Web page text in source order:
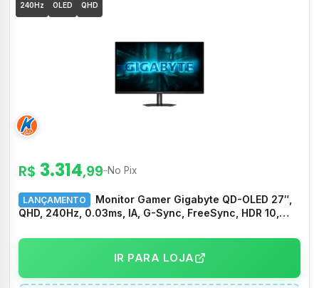
240Hz OLED QHD
R$ 3.314,99–No Pix
LANÇAMENTO
Monitor Gamer Gigabyte QD-OLED 27″,
QHD, 240Hz, 0.03ms, IA, G-Sync, FreeSync, HDR 10,
IR PARA LOJA